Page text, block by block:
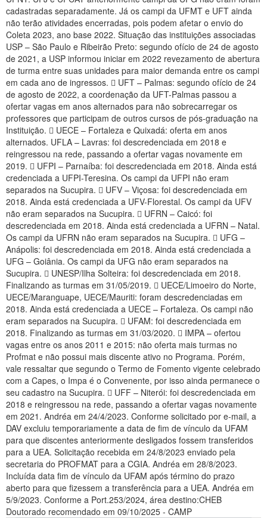
cadastradas separadamente. Já os campi da UFMT e UFT ainda
não terão atividades encerradas, pois podem afetar o envio do
Coleta 2023, ano base 2022. Situação das instituições associadas
USP – São Paulo e Ribeirão Preto: segundo ofício de 24 de agosto
de 2021, a USP informou iniciar em 2022 revezamento de abertura
de turma entre suas unidades para maior demanda entre os campi
em cada ano de ingressos.  UFT – Palmas: segundo ofício de 24
de agosto de 2022, a coordenação da UFT-Palmas passou a
ofertar vagas em anos alternados para não sobrecarregar os
professores que participam de outros cursos de pós-graduação na
Instituição.  UECE – Fortaleza e Quixadá: oferta em anos
alternados. UFLA – Lavras: foi descredenciada em 2018 e
reingressou na rede, passando a ofertar vagas novamente em
2019.  UFPI – Parnaíba: foi descredenciada em 2018. Ainda está
credenciada a UFPI-Teresina. Os campi da UFPI não eram
separados na Sucupira.  UFV – Viçosa: foi descredenciada em
2018. Ainda está credenciada a UFV-Florestal. Os campi da UFV
não eram separados na Sucupira.  UFRN – Caicó: foi
descredenciada em 2018. Ainda está credenciada a UFRN – Natal.
Os campi da UFRN não eram separados na Sucupira.  UFG –
Anápolis: foi descredenciada em 2018. Ainda está credenciada a
UFG – Goiânia. Os campi da UFG não eram separados na
Sucupira.  UNESP/Ilha Solteira: foi descredenciada em 2018.
Finalizando as turmas em 31/05/2019.  UECE/Limoeiro do Norte,
UECE/Maranguape, UECE/Mauriti: foram descredenciadas em
2018. Ainda está credenciada a UECE – Fortaleza. Os campi não
eram separados na Sucupira.  UFAM: foi descredenciada em
2018. Finalizando as turmas em 31/03/2020.  IMPA – ofertou
vagas entre os anos 2011 e 2015: não oferta mais turmas no
Profmat e não possui mais discente ativo no Programa. Porém,
vale ressaltar que segundo o Termo de Fomento vigente celebrado
com a Capes, o Impa é o Convenente, por isso ainda permanece o
seu cadastro na Sucupira.  UFF – Niterói: foi descredenciada em
2018 e reingressou na rede, passando a ofertar vagas novamente
em 2021. Andréa em 24/4/2023. Conforme solicitado por e-mail, a
DAV excluiu temporariamente a data de fim de vínculo da UFAM
para que discentes anteriormente desligados fossem transferidos
para a UEA. Solicitação recebida em 24/8/2023 enviado pela
secretaria do PROFMAT para a CGIA. Andréa em 28/8/2023.
Incluída data fim de vínculo da UFAM após término do prazo
aberto para que fizessem a transferência para a UEA. Andréa em
5/9/2023. Conforme a Port.253/2024, área destino:CHEB
Doutorado recomendado em 09/10/2025 - CAMP